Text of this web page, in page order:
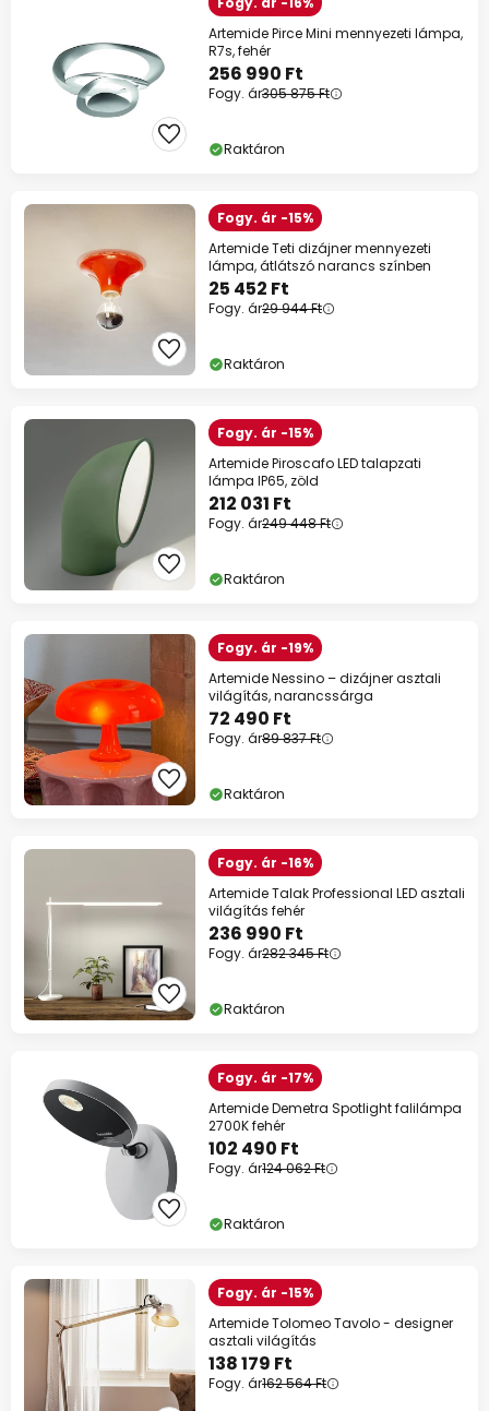
Artemide Pirce Mini mennyezeti lámpa,
R7s, fehér
256 990 Ft
Fogy. ár305 875 Ft
Raktáron
Fogy. ár -15%
Artemide Teti dizájner mennyezeti
lámpa, átlátszó narancs színben
25 452 Ft
Fogy. ár29 944 Ft
Raktáron
Fogy. ár -15%
Artemide Piroscafo LED talapzati
lámpa IP65, zöld
212 031 Ft
Fogy. ár249 448 Ft
Raktáron
Fogy. ár -19%
Artemide Nessino – dizájner asztali
világítás, narancssárga
72 490 Ft
Fogy. ár89 837 Ft
Raktáron
Fogy. ár -16%
Artemide Talak Professional LED asztali
világítás fehér
236 990 Ft
Fogy. ár282 345 Ft
Raktáron
Fogy. ár -17%
Artemide Demetra Spotlight falilámpa
2700K fehér
102 490 Ft
Fogy. ár124 062 Ft
Raktáron
Fogy. ár -15%
Artemide Tolomeo Tavolo - designer
asztali világítás
138 179 Ft
Fogy. ár162 564 Ft